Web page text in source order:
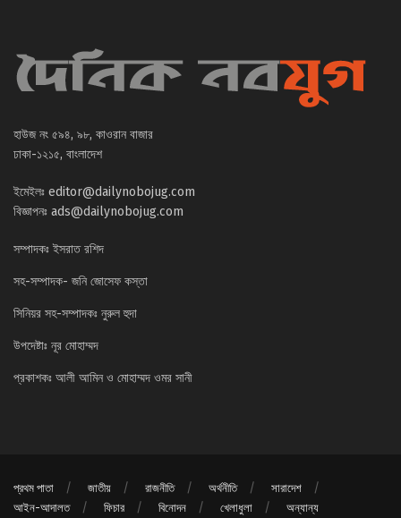
হাউজ নং ৫৯৪, ৯৮, কাওরান বাজার
ঢাকা-১২১৫, বাংলাদেশ
ইমেইলঃ editor@dailynobojug.com
বিজ্ঞাপনঃ ads@dailynobojug.com
সম্পাদকঃ ইসরাত রশিদ
সহ-সম্পাদক- জনি জোসেফ কস্তা
সিনিয়র সহ-সম্পাদকঃ নুরুল হুদা
উপদেষ্টাঃ নূর মোহাম্মদ
প্রকাশকঃ আলী আমিন ও মোহাম্মদ ওমর সানী
প্রথম পাতা জাতীয় রাজনীতি অর্থনীতি
সারাদেশ
আইন-আদালত
ফিচার বিনোদন খেলাধুলা অন্যান্য